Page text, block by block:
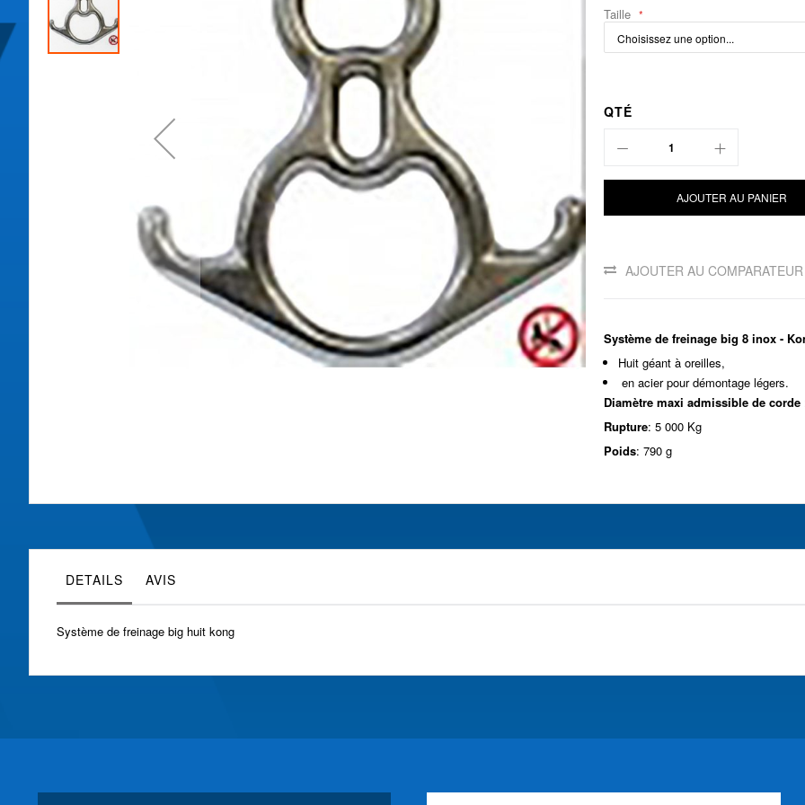
the
Taille
QTÉ
AJOUTER AU PANIER
AJOUTER AU COMPARATEUR
Système de freinage big 8 inox -
Huit géant à oreilles,
en acier pour démontage légers.
Diamètre maxi admissible de corde
Rupture: 5 000 Kg
Poids: 790 g
DETAILS
Système de freinage big huit kong
AVIS